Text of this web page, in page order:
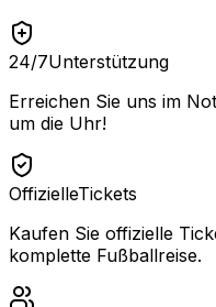
24/7Unterstützung
Erreichen Sie uns im
um die Uhr!
OffizielleTickets
Kaufen Sie offizielle
komplette Fußballreise.